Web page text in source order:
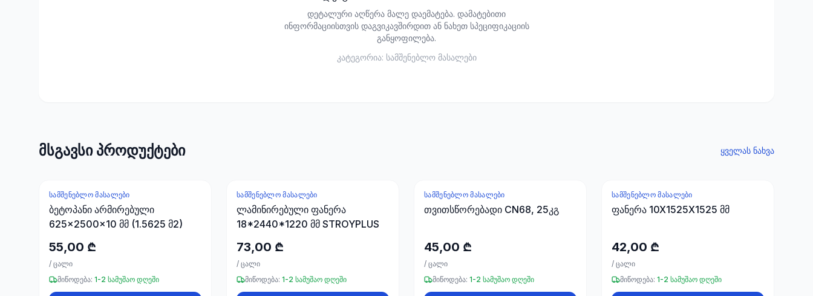
დეტალური აღწერა მალე დაემატება. დამატებითი
ინფორმაციისთვის დაგვიკავშირდით ან ნახეთ სპეციფიკაციის
განყოფილება.
კატეგორია: სამშენებლო მასალები
მსგავსი პროდუქტები ყველას ნახვა
ᲡᲐᲛᲨᲔᲜᲔᲑᲚᲝ ᲛᲐᲡᲐᲚᲔᲑᲘ
ბეტოპანი არმირებული
625x2500x10 მმ (1.5625 მ2)
55,00 ₾
/ ცალი
მიწოდება: 1-2 სამუშაო დღეში
ᲡᲐᲛᲨᲔᲜᲔᲑᲚᲝ ᲛᲐᲡᲐᲚᲔᲑᲘ
ლამინირებული ფანერა
18*2440*1220 მმ STROYPLUS
73,00 ₾
/ ცალი
მიწოდება: 1-2 სამუშაო დღეში
ᲡᲐᲛᲨᲔᲜᲔᲑᲚᲝ ᲛᲐᲡᲐᲚᲔᲑᲘ
თვითსწორებადი CN68, 25კგ
45,00 ₾
/ ცალი
მიწოდება: 1-2 სამუშაო დღეში
ᲡᲐᲛᲨᲔᲜᲔᲑᲚᲝ ᲛᲐᲡᲐᲚᲔᲑᲘ
ფანერა 10X1525X1525 მმ
42,00 ₾
/ ცალი
მიწოდება: 1-2 სამუშაო დღეში